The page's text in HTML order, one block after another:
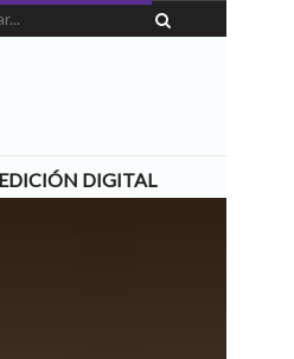
EDICIÓN DIGITAL